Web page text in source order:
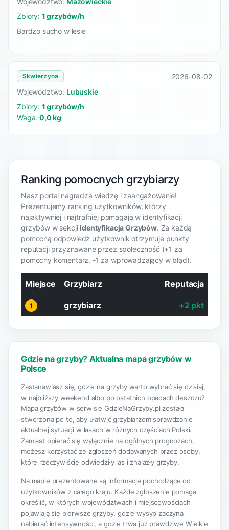
Zbiory: 1 grzybów/h
Bardzo sucho w lesie
Skwierzyna
2026-08-02
Województwo: Lubuskie
Zbiory: 1 grzybów/h
Waga:0,0 kg
Ranking pomocnych grzybiarzy
Nasz portal nagradza wiedzę i zaangażowanie!
Prezentujemy ranking użytkowników, którzy
najaktywniej i najtrafniej pomagają w identyfikacji
grzybów w sekcji Identyfikacja Grzybów. Za każdą
pomocną odpowiedź użytkownik otrzymuje punkty
reputacji przyznawane przez społeczność (+1 za
pomocny komentarz, -1 za wprowadzający w błąd).
Miejsce Grzybiarz Reputacja
1 grzybiarz +2 pkt
Gdzie na grzyby? Aktualna mapa grzybów w
Polsce
Zastanawiasz się, gdzie na grzyby warto wybrać się dzisiaj,
w najbliższy weekend albo po ostatnich opadach deszczu?
Mapa grzybów w serwisie GdzieNaGrzyby.pl została
stworzona po to, aby ułatwić grzybiarzom sprawdzanie
aktualnej sytuacji w lasach w różnych częściach Polski.
Zamiast opierać się wyłącznie na ogólnych prognozach,
możesz korzystać ze zgłoszeń dodawanych przez osoby,
które rzeczywiście odwiedziły las i znalazły grzyby.
Na mapie prezentowane są informacje pochodzące od
użytkowników z całego kraju. Każde zgłoszenie pomaga
określić, w których województwach i miejscowościach
pojawiają się pierwsze grzyby, gdzie wysyp zaczyna
nabierać intensywności, a gdzie trwa już prawdziwe Wielkie